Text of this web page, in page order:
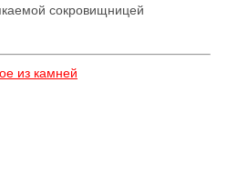
сокровищницей
из камней